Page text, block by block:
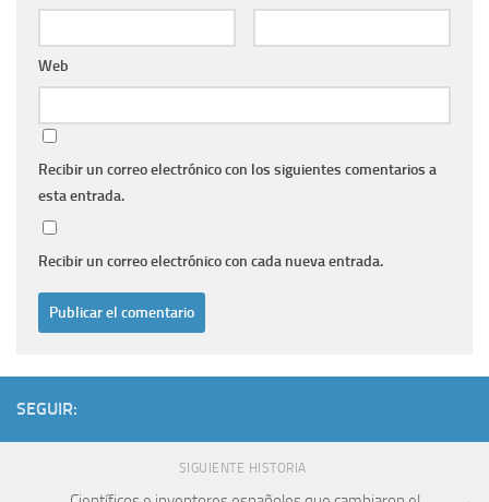
Web
Recibir un correo electrónico con los siguientes comentarios a
esta entrada.
Recibir un correo electrónico con cada nueva entrada.
SEGUIR:
SIGUIENTE HISTORIA